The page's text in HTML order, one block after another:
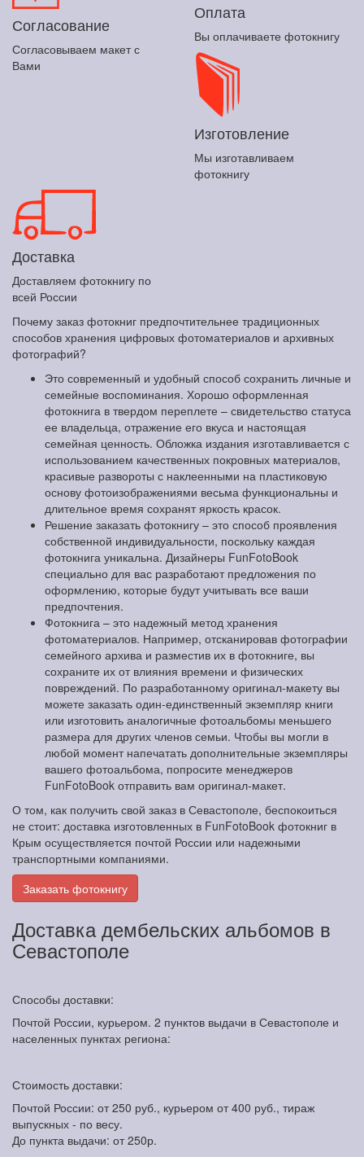
Согласование
Согласовываем макет с
Вами
Оплата
Вы оплачиваете фотокнигу
Изготовление
Мы изготавливаем
фотокнигу
Доставка
Доставляем фотокнигу по
всей России
Почему заказ фотокниг предпочтительнее традиционных
способов хранения цифровых фотоматериалов и архивных
фотографий?
Это современный и удобный способ сохранить личные и
семейные воспоминания. Хорошо оформленная
фотокнига в твердом переплете – свидетельство статуса
ее владельца, отражение его вкуса и настоящая
семейная ценность. Обложка издания изготавливается с
использованием качественных покровных материалов,
красивые развороты с наклеенными на пластиковую
основу фотоизображениями весьма функциональны и
длительное время сохранят яркость красок.
Решение заказать фотокнигу – это способ проявления
собственной индивидуальности, поскольку каждая
фотокнига уникальна. Дизайнеры FunFotoBook
специально для вас разработают предложения по
оформлению, которые будут учитывать все ваши
предпочтения.
Фотокнига – это надежный метод хранения
фотоматериалов. Например, отсканировав фотографии
семейного архива и разместив их в фотокниге, вы
сохраните их от влияния времени и физических
повреждений. По разработанному оригинал-макету вы
можете заказать один-единственный экземпляр книги
или изготовить аналогичные фотоальбомы меньшего
размера для других членов семьи. Чтобы вы могли в
любой момент напечатать дополнительные экземпляры
вашего фотоальбома, попросите менеджеров
FunFotoBook отправить вам оригинал-макет.
О том, как получить свой заказ в Севастополе, беспокоиться
не стоит: доставка изготовленных в FunFotoBook фотокниг в
Крым осуществляется почтой России или надежными
транспортными компаниями.
Заказать фотокнигу
Доставка дембельских альбомов в
Севастополе
Способы доставки:
Почтой России, курьером. 2 пунктов выдачи в Севастополе и
населенных пунктах региона:
Стоимость доставки:
Почтой России: от 250 руб., курьером от 400 руб., тираж
выпускных - по весу.
До пункта выдачи: от 250р.